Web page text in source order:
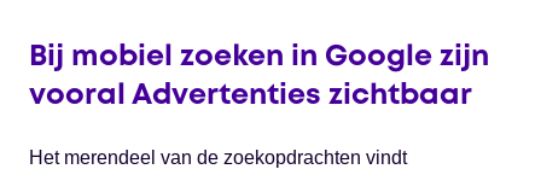
Bij mobiel zoeken in Google zijn
vooral Advertenties zichtbaar
Het merendeel van de zoekopdrachten vindt